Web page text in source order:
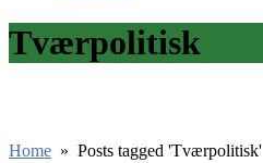
Tværpolitisk
Home » Posts tagged 'Tværpolitisk'